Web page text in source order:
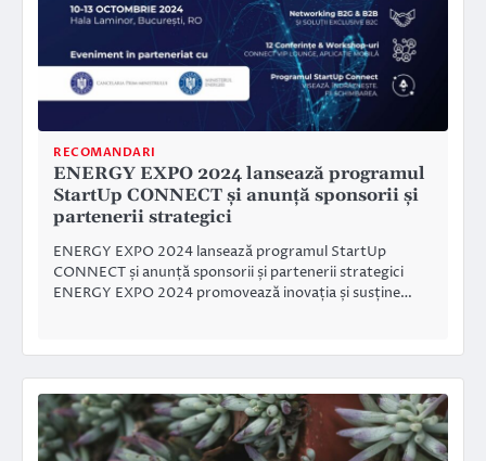
RECOMANDARI
ENERGY EXPO 2024 lansează programul
StartUp CONNECT și anunță sponsorii și
partenerii strategici
ENERGY EXPO 2024 lansează programul StartUp
CONNECT și anunță sponsorii și partenerii strategici
ENERGY EXPO 2024 promovează inovația și susține…